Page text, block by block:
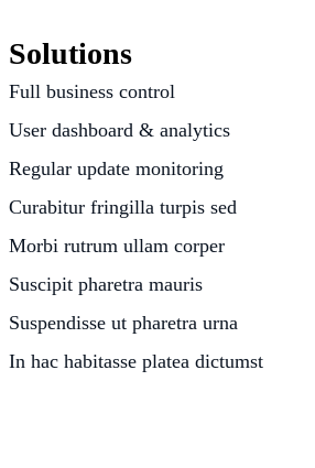
Solutions
Full business control
User dashboard & analytics
Regular update monitoring
Curabitur fringilla turpis sed
Morbi rutrum ullam corper
Suscipit pharetra mauris
Suspendisse ut pharetra urna
In hac habitasse platea dictumst